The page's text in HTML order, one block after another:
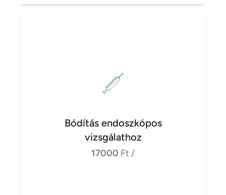
Bódítás endoszkópos
vizsgálathoz
17000 Ft /